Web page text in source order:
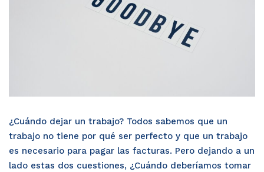
¿Cuándo dejar un trabajo? Todos sabemos que un
trabajo no tiene por qué ser perfecto y que un trabajo
es necesario para pagar las facturas. Pero dejando a un
lado estas dos cuestiones, ¿Cuándo deberíamos tomar